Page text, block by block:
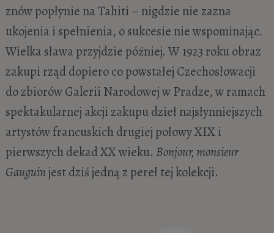
znów popłynie na Tahiti – nigdzie nie zazna
ukojenia i spełnienia, o sukcesie nie wspominając.
Wielka sława przyjdzie później. W 1923 roku obraz
zakupi rząd dopiero co powstałej Czechosłowacji
do zbiorów Galerii Narodowej w Pradze, w ramach
spektakularnej akcji zakupu dzieł najsłynniejszych
artystów francuskich drugiej połowy XIX i
pierwszych dekad XX wieku. Bonjour, monsieur
Gauguinjest dziś jedną z pereł tej kolekcji.